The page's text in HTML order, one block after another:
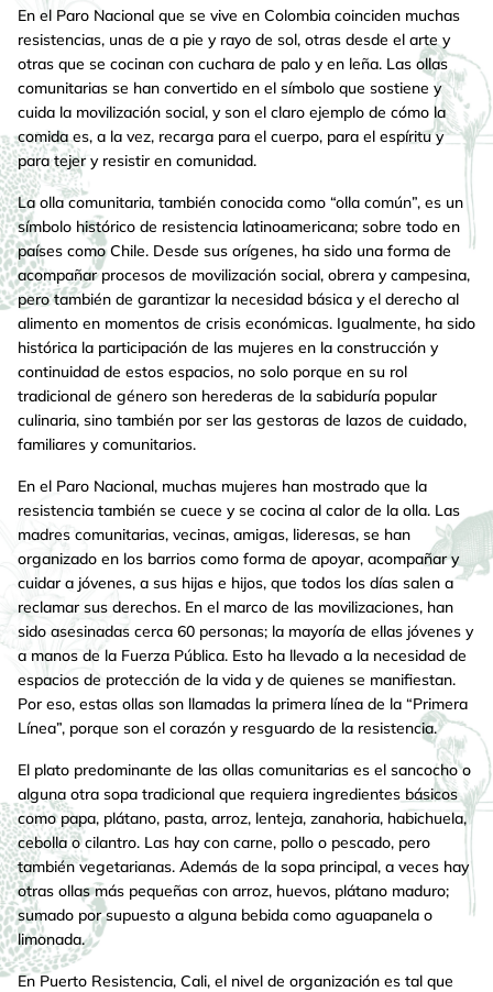
En el Paro Nacional que se vive en Colombia coinciden muchas
resistencias, unas de a pie y rayo de sol, otras desde el arte y
otras que se cocinan con cuchara de palo y en leña. Las ollas
comunitarias se han convertido en el símbolo que sostiene y
cuida la movilización social, y son el claro ejemplo de cómo la
comida es, a la vez, recarga para el cuerpo, para el espíritu y
para tejer y resistir en comunidad.
La olla comunitaria, también conocida como “olla común”, es un
símbolo histórico de resistencia latinoamericana; sobre todo en
países como Chile. Desde sus orígenes, ha sido una forma de
acompañar procesos de movilización social, obrera y campesina,
pero también de garantizar la necesidad básica y el derecho al
alimento en momentos de crisis económicas. Igualmente, ha sido
histórica la participación de las mujeres en la construcción y
continuidad de estos espacios, no solo porque en su rol
tradicional de género son herederas de la sabiduría popular
culinaria, sino también por ser las gestoras de lazos de cuidado,
familiares y comunitarios.
En el Paro Nacional, muchas mujeres han mostrado que la
resistencia también se cuece y se cocina al calor de la olla. Las
madres comunitarias, vecinas, amigas, lideresas, se han
organizado en los barrios como forma de apoyar, acompañar y
cuidar a jóvenes, a sus hijas e hijos, que todos los días salen a
reclamar sus derechos. En el marco de las movilizaciones, han
sido asesinadas cerca 60 personas; la mayoría de ellas jóvenes y
a manos de la Fuerza Pública. Esto ha llevado a la necesidad de
espacios de protección de la vida y de quienes se manifiestan.
Por eso, estas ollas son llamadas la primera línea de la “Primera
Línea”, porque son el corazón y resguardo de la resistencia.
El plato predominante de las ollas comunitarias es el sancocho o
alguna otra sopa tradicional que requiera ingredientes básicos
como papa, plátano, pasta, arroz, lenteja, zanahoria, habichuela,
cebolla o cilantro. Las hay con carne, pollo o pescado, pero
también vegetarianas. Además de la sopa principal, a veces hay
otras ollas más pequeñas con arroz, huevos, plátano maduro;
sumado por supuesto a alguna bebida como aguapanela o
limonada.
En Puerto Resistencia, Cali, el nivel de organización es tal que